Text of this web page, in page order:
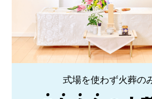
式場を使わず火葬の